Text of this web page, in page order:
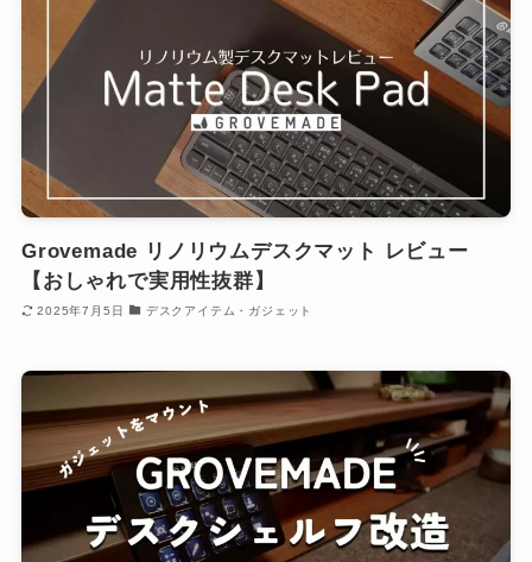
Grovemade リノリウムデスクマット レビュー
【おしゃれで実用性抜群】
2025年7月5日 デスクアイテム・ガジェット